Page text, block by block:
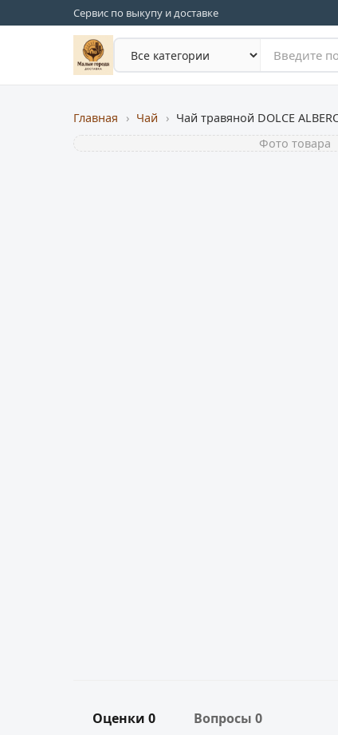
Сервис по выкупу и доставке
Главная › Чай ›
Фото товара
Оценки 0 Вопросы 0